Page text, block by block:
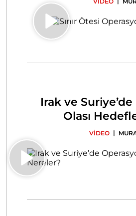
Irak ve
Olası
VİDEO |